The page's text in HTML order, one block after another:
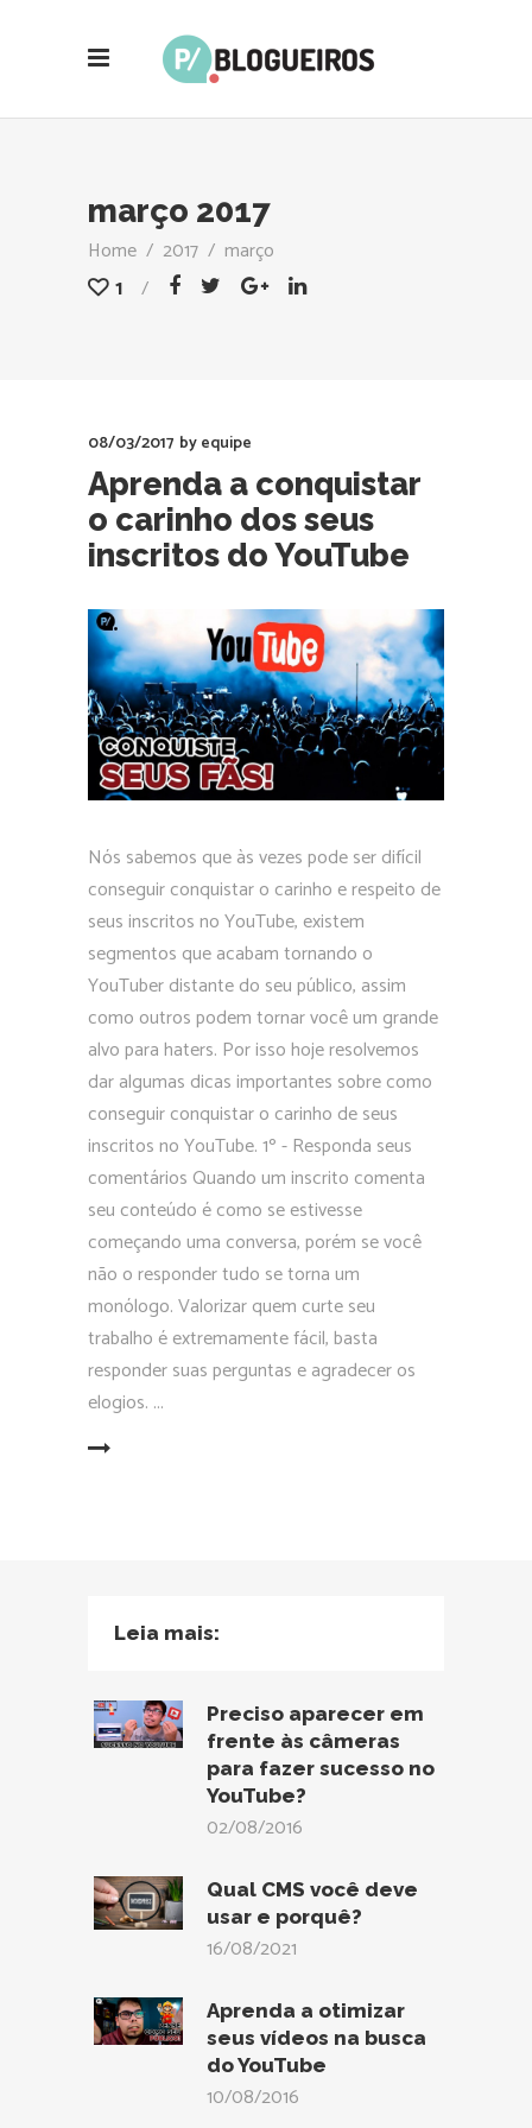
março 2017
Home / 2017 / março
1
08/03/2017 byequipe
Aprenda a conquistar
o carinho dos seus
inscritos do YouTube
Nós sabemos que às vezes pode ser difícil
conseguir conquistar o carinho e respeito de
seus inscritos no YouTube, existem
segmentos que acabam tornando o
YouTuber distante do seu público, assim
como outros podem tornar você um grande
alvo para haters. Por isso hoje resolvemos
dar algumas dicas importantes sobre como
conseguir conquistar o carinho de seus
inscritos no YouTube. 1º - Responda seus
comentários Quando um inscrito comenta
seu conteúdo é como se estivesse
começando uma conversa, porém se você
não o responder tudo se torna um
monólogo. Valorizar quem curte seu
trabalho é extremamente fácil, basta
responder suas perguntas e agradecer os
elogios.
Leia mais:
Preciso aparecer em
frente às câmeras
para fazer sucesso no
YouTube?
02/08/2016
Qual CMS você deve
usar e porquê?
16/08/2021
Aprenda a otimizar
seus vídeos na busca
do YouTube
10/08/2016